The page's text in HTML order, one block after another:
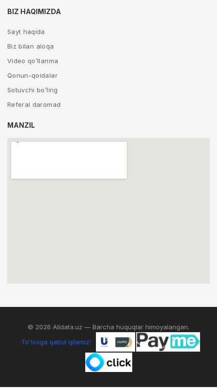
BIZ HAQIMIZDA
Sayt haqida
Biz bilan aloqa
Video qo’llanma
Qonun-qoidalar
Sotuvchi bo’ling
Referal daromad
MANZIL
© 2026 Alldata.uz — Barcha huquqlar himoyalangan.
To'lovga qabul qilamiz!